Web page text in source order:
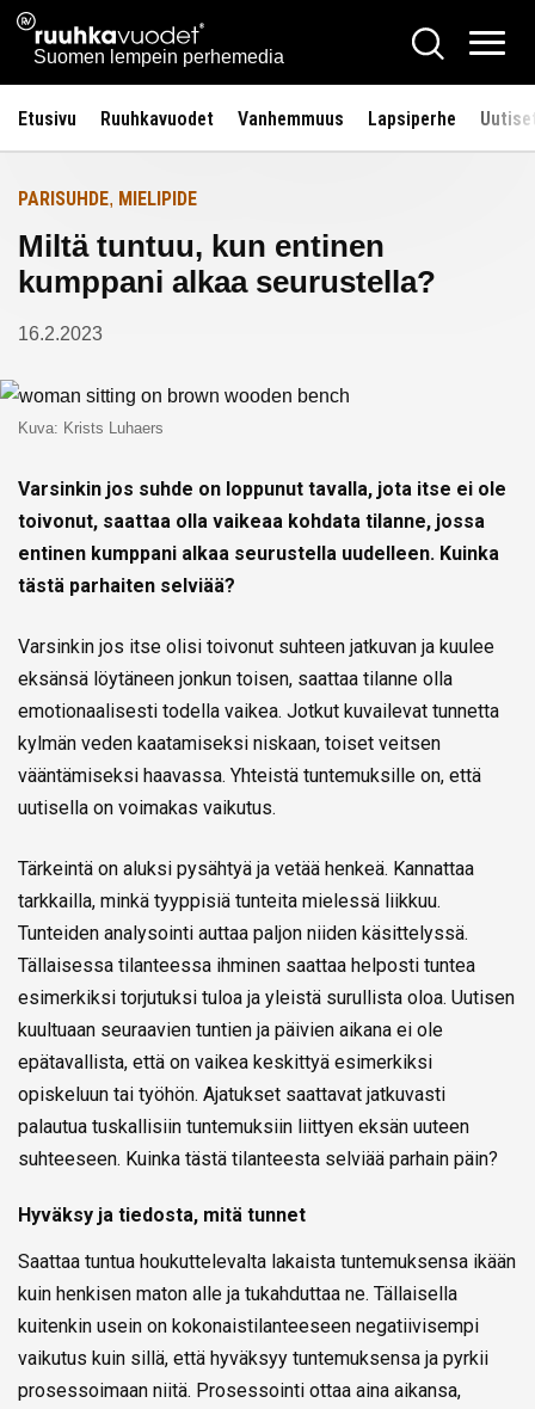
Siirry
sisältöön
Ruuhkavuodet.fi
Suomen lempein perhemedia
Hae
Etusivu Ruuhkavuodet Vanhemmuus Lapsiperhe
Etusivulle
PARISUHDE, MIELIPIDE
Miltä tuntuu, kun entinen
kumppani alkaa seurustella?
16.2.2023
Kuva: Krists Luhaers
Varsinkin jos suhde on loppunut tavalla, jota itse ei ole
toivonut, saattaa olla vaikeaa kohdata tilanne, jossa
entinen kumppani alkaa seurustella uudelleen. Kuinka
tästä parhaiten selviää?
Varsinkin jos itse olisi toivonut suhteen jatkuvan ja kuulee
eksänsä löytäneen jonkun toisen, saattaa tilanne olla
emotionaalisesti todella vaikea. Jotkut kuvailevat tunnetta
kylmän veden kaatamiseksi niskaan, toiset veitsen
vääntämiseksi haavassa. Yhteistä tuntemuksille on, että
uutisella on voimakas vaikutus.
Tärkeintä on aluksi pysähtyä ja vetää henkeä. Kannattaa
tarkkailla, minkä tyyppisiä tunteita mielessä liikkuu.
Tunteiden analysointi auttaa paljon niiden käsittelyssä.
Tällaisessa tilanteessa ihminen saattaa helposti tuntea
esimerkiksi torjutuksi tuloa ja yleistä surullista oloa. Uutisen
kuultuaan seuraavien tuntien ja päivien aikana ei ole
epätavallista, että on vaikea keskittyä esimerkiksi
opiskeluun tai työhön. Ajatukset saattavat jatkuvasti
palautua tuskallisiin tuntemuksiin liittyen eksän uuteen
suhteeseen. Kuinka tästä tilanteesta selviää parhain päin?
Hyväksy ja tiedosta, mitä tunnet
Saattaa tuntua houkuttelevalta lakaista tuntemuksensa ikään
kuin henkisen maton alle ja tukahduttaa ne. Tällaisella
kuitenkin usein on kokonaistilanteeseen negatiivisempi
vaikutus kuin sillä, että hyväksyy tuntemuksensa ja pyrkii
prosessoimaan niitä. Prosessointi ottaa aina aikansa,